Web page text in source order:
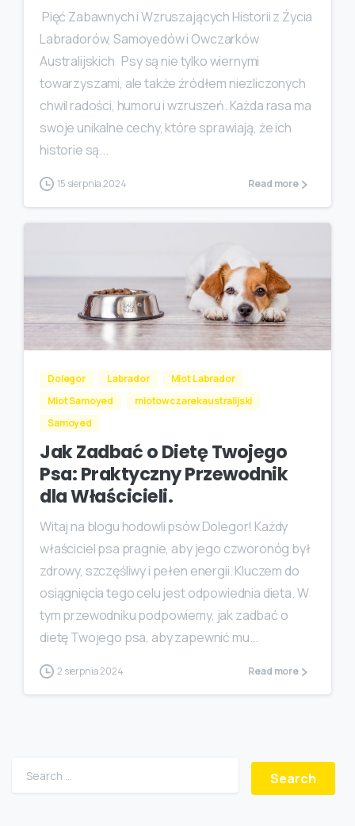
Pięć Zabawnych i Wzruszających Historii z Życia
Labradorów, Samoyedów i Owczarków
Australijskich Psy są nie tylko wiernymi
towarzyszami, ale także źródłem niezliczonych
chwil radości, humoru i wzruszeń. Każda rasa ma
swoje unikalne cechy, które sprawiają, że ich
historie są...
15 sierpnia 2024 Read more
Dolegor Labrador
Miot Labrador
Miot Samoyed
miotowczarekaustralijski
Samoyed
Jak Zadbać o Dietę Twojego
Psa: Praktyczny Przewodnik
dla Właścicieli.
Witaj na blogu hodowli psów Dolegor! Każdy
właściciel psa pragnie, aby jego czworonóg był
zdrowy, szczęśliwy i pełen energii. Kluczem do
osiągnięcia tego celu jest odpowiednia dieta. W
tym przewodniku podpowiemy, jak zadbać o
dietę Twojego psa, aby zapewnić mu...
2 sierpnia 2024 Read more
Search for: